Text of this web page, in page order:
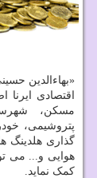
«بهاءالدین
اقتصادی
مسکن،
پتروشیمی،
گذاری
هوایی و... می
کمک نماید.